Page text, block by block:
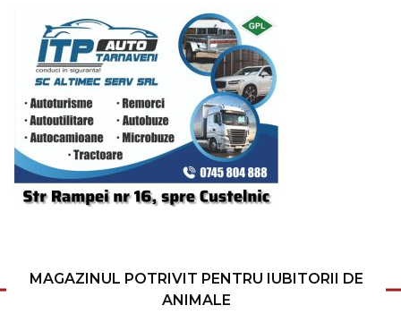
MAGAZINUL POTRIVIT PENTRU IUBITORII DE
ANIMALE